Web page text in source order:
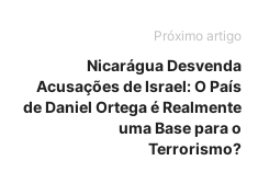
Próximo artigo
Nicarágua Desvenda
Acusações de Israel: O País
de Daniel Ortega é Realmente
uma Base para o
Terrorismo?